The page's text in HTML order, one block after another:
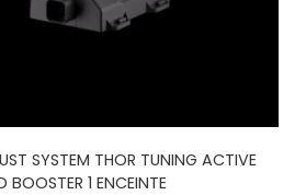
SYSTEM THOR TUNING ACTIVE
BOOSTER 1 ENCEINTE